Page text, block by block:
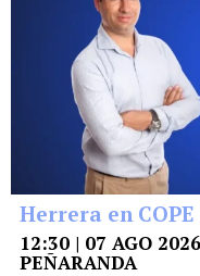
Herrera en COPE
12:30 | 07 AGO
PEÑARANDA